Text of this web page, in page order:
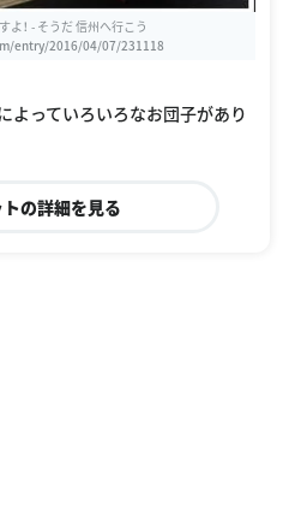
！ - そうだ 信州へ行こう
entry/2016/04/07/231118
よっていろいろなお団子があり
の詳細を見る